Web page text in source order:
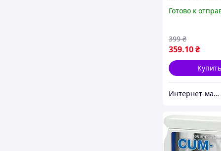
ml
Готово к
359.10₴
399 ₴
Купить
Интернет-магазин "Просто"